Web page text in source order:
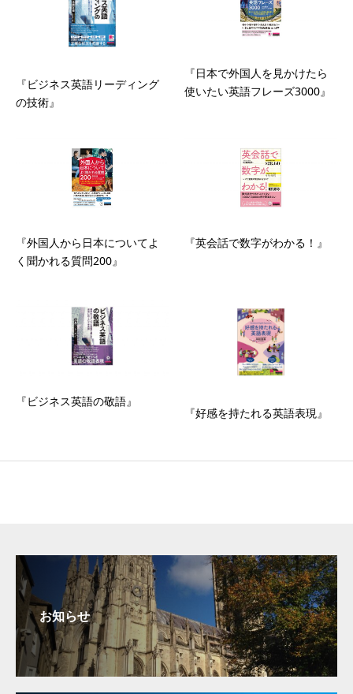
『ビジネス英語リーディング
の技術』
『日本で外国人を見かけたら
使いたい英語フレーズ3000』
『外国人から日本についてよ
く聞かれる質問200』
『英会話で数字がわかる！』
『ビジネス英語の敬語』
『好感を持たれる英語表現』
お知らせ